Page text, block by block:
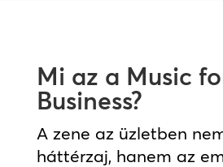
Mi az a Music
Business?
A zene az üzletben
háttérzaj, hanem az